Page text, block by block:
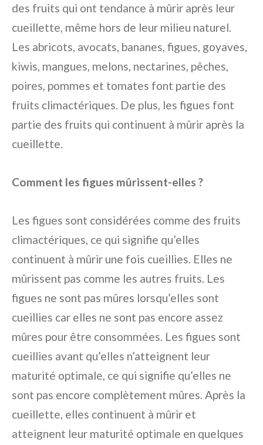
des fruits qui ont tendance à mûrir après leur
cueillette, même hors de leur milieu naturel.
Les abricots, avocats, bananes, figues, goyaves,
kiwis, mangues, melons, nectarines, pêches,
poires, pommes et tomates font partie des
fruits climactériques. De plus, les figues font
partie des fruits qui continuent à mûrir après la
cueillette.
Comment les figues mûrissent-elles ?
Les figues sont considérées comme des fruits
climactériques, ce qui signifie qu’elles
continuent à mûrir une fois cueillies. Elles ne
mûrissent pas comme les autres fruits. Les
figues ne sont pas mûres lorsqu’elles sont
cueillies car elles ne sont pas encore assez
mûres pour être consommées. Les figues sont
cueillies avant qu’elles n’atteignent leur
maturité optimale, ce qui signifie qu’elles ne
sont pas encore complètement mûres. Après la
cueillette, elles continuent à mûrir et
atteignent leur maturité optimale en quelques